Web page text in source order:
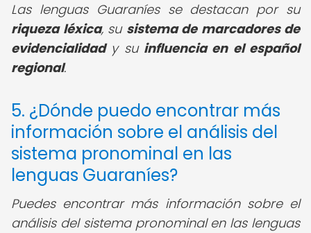
Las lenguas Guaraníes se destacan por su
riqueza léxica, su sistema de marcadores de
evidencialidady su influencia en el español
regional.
5. ¿Dónde puedo encontrar más
información sobre el análisis del
sistema pronominal en las
lenguas Guaraníes?
Puedes encontrar más información sobre el
análisis del sistema pronominal en las lenguas